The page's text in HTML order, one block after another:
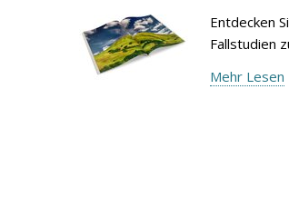
Entdecken
Fallstudien
Mehr Lesen